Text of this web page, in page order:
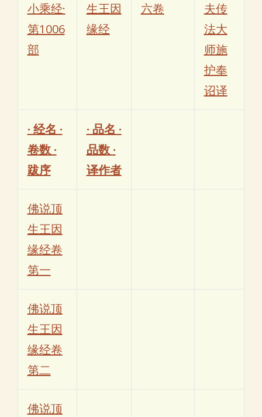
小乘经·
第1006
部
生王因
缘经
六卷
夫传
法大
师施
护奉
诏译
· 经名 ·
卷数 ·
跋序
· 品名 ·
品数 ·
译作者
佛说顶
生王因
缘经卷
第一
佛说顶
生王因
缘经卷
第二
佛说顶